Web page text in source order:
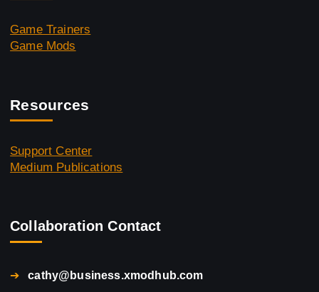
Game Trainers
Game Mods
Resources
Support Center
Medium Publications
Collaboration Contact
➔ cathy@business.xmodhub.com